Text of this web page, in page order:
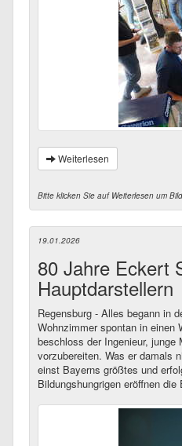
Weiterlesen
Bitte klicken Sie auf Weiterlesen um
19.01.2026
80 Jahre Eckert
Hauptdarstellern
Regensburg - Alles begann in
Wohnzimmer spontan in einen
beschloss der Ingenieur,
vorzubereiten. Was er damals
einst Bayerns größtes und
Bildungshungrigen eröffnen